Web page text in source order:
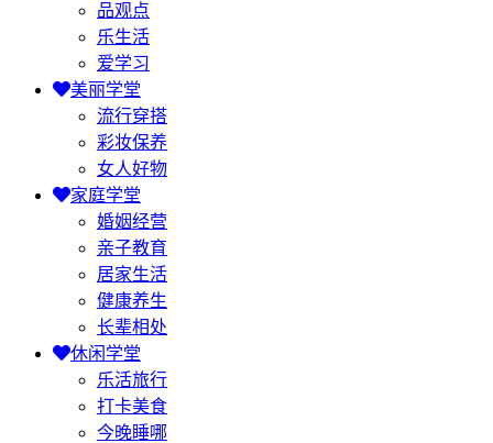
品观点
乐生活
爱学习
美丽学堂
流行穿搭
彩妆保养
女人好物
家庭学堂
婚姻经营
亲子教育
居家生活
健康养生
长辈相处
休闲学堂
乐活旅行
打卡美食
今晚睡哪